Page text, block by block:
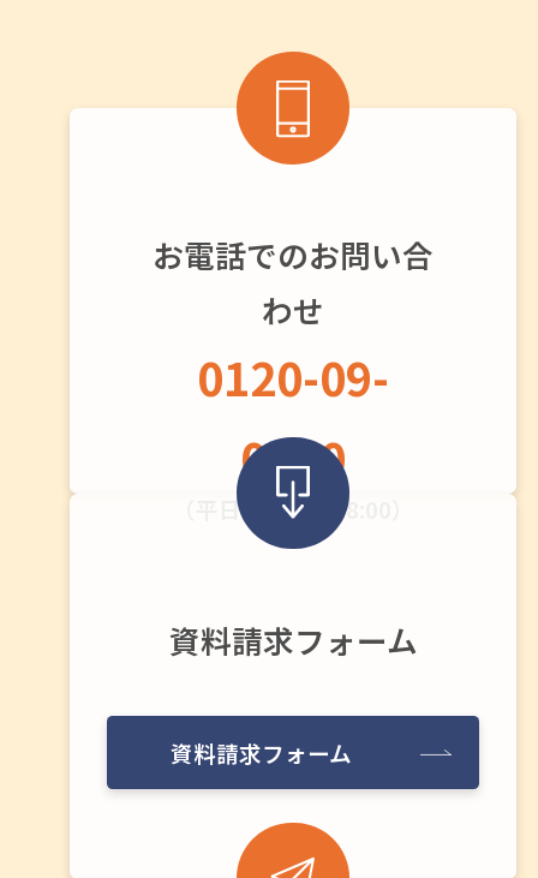
お電話でのお問い合
わせ
0120-09-
0720
（平日：9:00〜18:00）
資料請求フォーム
資料請求フォーム